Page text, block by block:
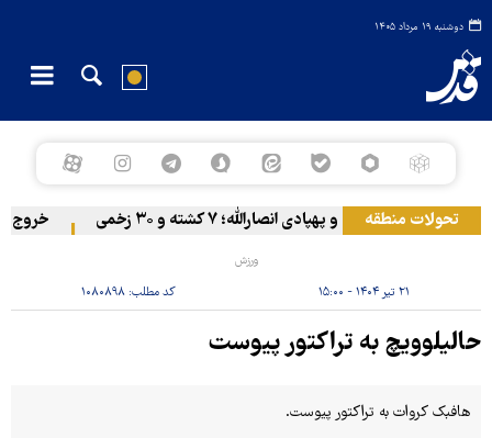
دوشنبه ۱۹ مرداد ۱۴۰۵
تحولات منطقه
زیر حملات موشکی و پهپادی انصارالله؛ ۷ کشته و ۳۰ زخمی خروج
ورزش
۲۱ تیر ۱۴۰۴ - ۱۵:۰۰ کد مطلب: ۱۰۸۰۸۹۸
حالیلوویچ به تراکتور پیوست
هافبک کروات به تراکتور پیوست.